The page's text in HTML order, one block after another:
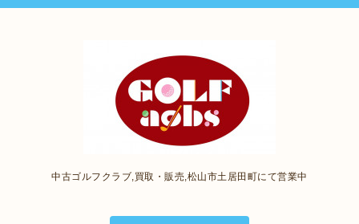
中古ゴルフクラブ,買取・販売,松山市土居田町にて営業中